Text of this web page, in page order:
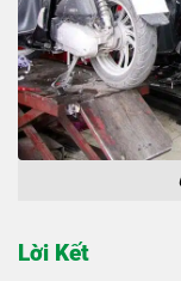
Lời Kết